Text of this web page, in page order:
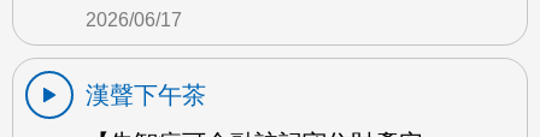
2026/06/17
漢聲下午茶